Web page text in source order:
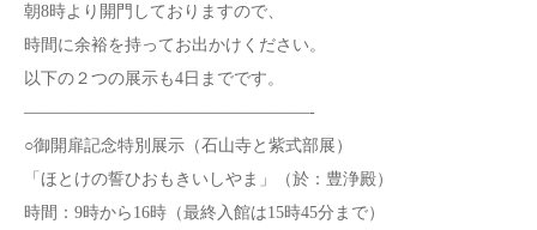
朝8時より開門しておりますので、
時間に余裕を持ってお出かけください。
以下の２つの展示も4日までです。
—————————————————-
○御開扉記念特別展示（石山寺と紫式部展）
「ほとけの誓ひおもきいしやま」（於：豊浄殿）
時間：9時から16時（最終入館は15時45分まで）